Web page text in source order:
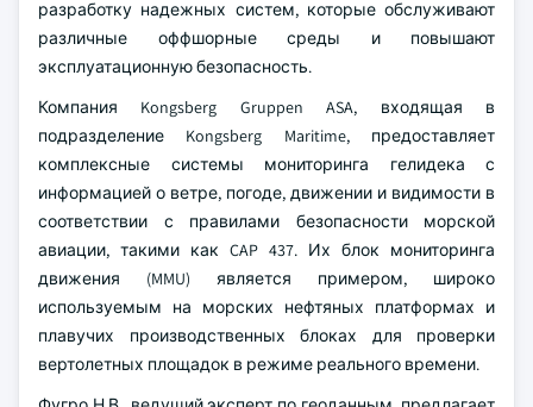
разработку надежных систем, которые обслуживают
различные оффшорные среды и повышают
эксплуатационную безопасность.
Компания Kongsberg Gruppen ASA, входящая в
подразделение Kongsberg Maritime, предоставляет
комплексные системы мониторинга гелидека с
информацией о ветре, погоде, движении и видимости в
соответствии с правилами безопасности морской
авиации, такими как CAP 437. Их блок мониторинга
движения (MMU) является примером, широко
используемым на морских нефтяных платформах и
плавучих производственных блоках для проверки
вертолетных площадок в режиме реального времени.